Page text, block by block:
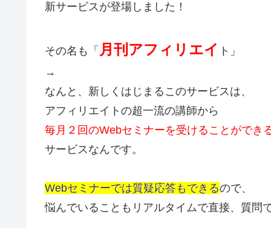
新サービスが登場しました！
その名も「 月刊アフィリエイ ト」
→
なんと、新しくはじまるこのサービスは、
アフィリエイトの超一流の講師から
毎月２回のWebセミナーを受けることができ
サービスなんです。
Webセミナーでは質疑応答もできるので、
悩んでいることもリアルタイムで直接、質問